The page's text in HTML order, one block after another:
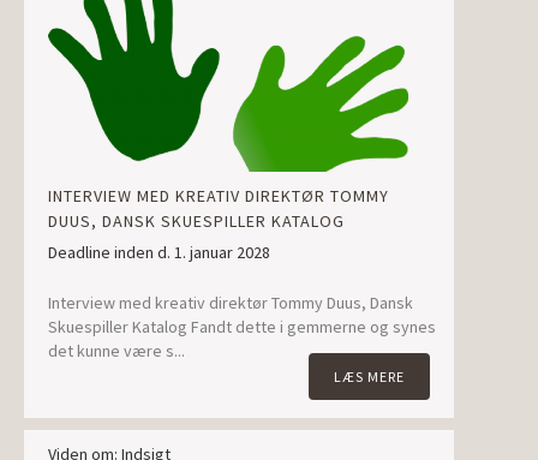
INTERVIEW MED KREATIV DIREKTØR TOMMY
DUUS, DANSK SKUESPILLER KATALOG
Deadline inden d. 1. januar 2028
Interview med kreativ direktør Tommy Duus, Dansk
Skuespiller Katalog Fandt dette i gemmerne og synes
det kunne være s...
LÆS MERE
Viden om: Indsigt